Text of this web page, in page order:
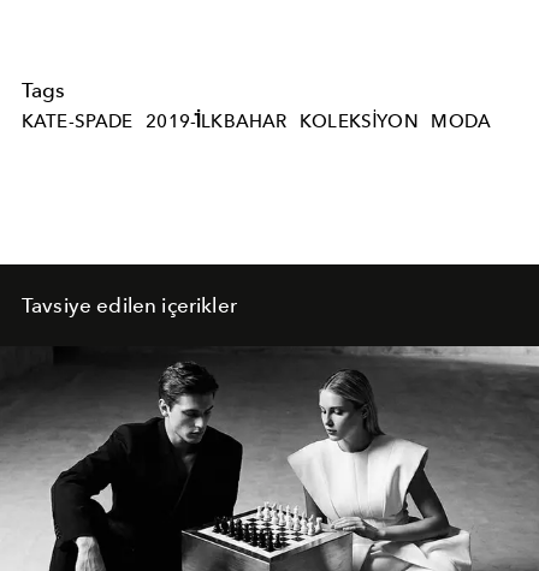
Tags
KATE-SPADE 2019-İLKBAHAR KOLEKSIYON MODA
Tavsiye edilen içerikler